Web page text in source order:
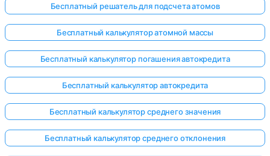
Бесплатный решатель для подсчета атомов
Бесплатный калькулятор атомной массы
Бесплатный калькулятор погашения автокредита
Бесплатный калькулятор автокредита
Бесплатный калькулятор среднего значения
Бесплатный калькулятор среднего отклонения